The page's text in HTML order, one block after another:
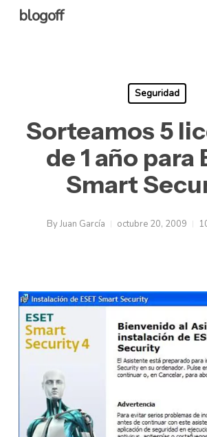
Skipblogoff
Seguridad
Sorteamos 5
de 1 año para
Smart
ByJuan García octubre 20, 2009